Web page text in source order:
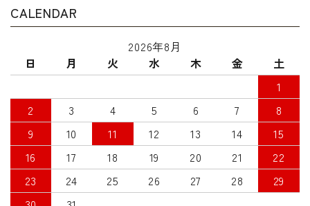
CALENDAR
2026年8月
日
月 火 水 木 金
土
1
2
3 4 5 6 7
8
9
10 11 12 13 14
15
16
17 18 19 20 21
22
23
24 25 26 27 28
29